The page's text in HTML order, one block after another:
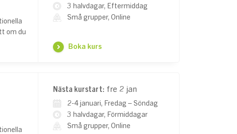
om du
3 halvdagar, Eftermiddag
Små grupper, Online
Boka kurs
Nästa kurstart: fre 2 jan
2-4 januari, Fredag – Söndag
3 halvdagar, Förmiddagar
Små grupper, Online